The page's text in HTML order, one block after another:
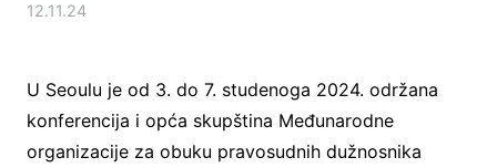
12.11.24
U Seoulu je od 3. do 7. studenoga 2024. održana
konferencija i opća skupština Međunarodne
organizacije za obuku pravosudnih dužnosnika